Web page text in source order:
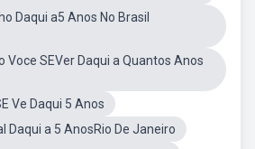
Daqui a5 Anos No Brasil
Voce SEVer Daqui a Quantos Anos
Ve Daqui 5 Anos
Daqui a 5 AnosRio De Janeiro